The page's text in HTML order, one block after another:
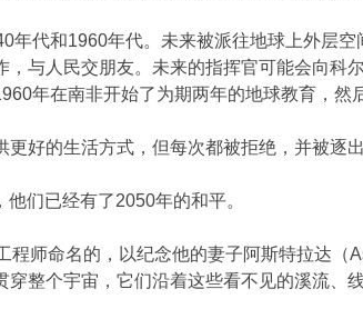
代和1960年代。未来被派往地球上外层
与人民交朋友。未来的指挥官可能会向科
年在南非开始了为期两年的地球教育，然
好的生活方式，但每次都被拒绝，并被逐出
们已经有了2050年的和平。
师命名的，以纪念他的妻子阿斯特拉达（
整个宇宙，它们沿着这些看不见的溪流、